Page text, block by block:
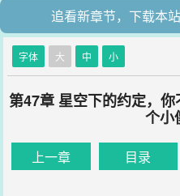
追看新章节，下载本
字体 大 中 小
第47章 星空下的约定，
个小
上一章 目录